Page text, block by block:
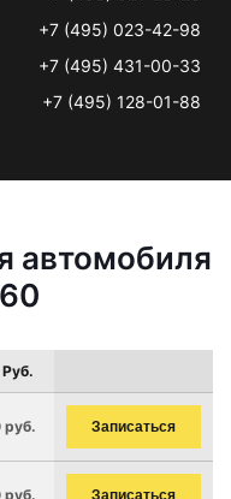
+7 (495) 023-42-98
+7 (495) 431-00-33
+7 (495) 128-01-88
автомобиля
руб. Записаться
руб. Записаться